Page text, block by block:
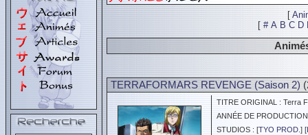
[
[ # A B C D
TERRAFORMARS REVENGE (Saison 2)
TITRE ORIGINAL : Terra
ANNÉE DE
STUDIOS : [TYO PROD. ] [